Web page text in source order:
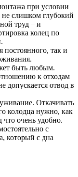
при условии
слишком глубокий
труд – и
колец по
постоянного, так и
быть любым.
к отходам
допускается отвод в
Откачивать
колодца нужно, как
что очень удобно.
с
который с дна